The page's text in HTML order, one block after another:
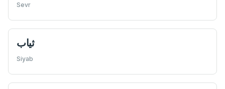
Sevr
ثياب
Siyab